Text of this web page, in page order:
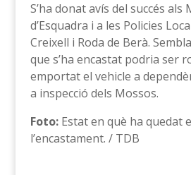
S’ha donat avís del succés als
d’Esquadra i a les Policies
Creixell i Roda de Berà.
que s’ha encastat podria ser
emportat el vehicle a
a inspecció dels Mossos.
Foto:Estat en què ha quedat
l’encastament. / TDB